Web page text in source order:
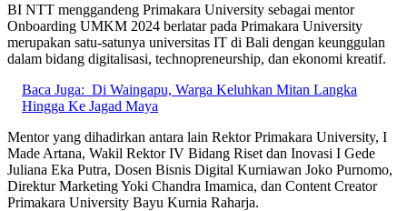
BI NTT menggandeng Primakara University sebagai mentor
Onboarding UMKM 2024 berlatar pada Primakara University
merupakan satu-satunya universitas IT di Bali dengan keunggulan
dalam bidang digitalisasi, technopreneurship, dan ekonomi kreatif.
Baca Juga: Di Waingapu, Warga Keluhkan Mitan Langka
Hingga Ke Jagad Maya
Mentor yang dihadirkan antara lain Rektor Primakara University, I
Made Artana, Wakil Rektor IV Bidang Riset dan Inovasi I Gede
Juliana Eka Putra, Dosen Bisnis Digital Kurniawan Joko Purnomo,
Direktur Marketing Yoki Chandra Imamica, dan Content Creator
Primakara University Bayu Kurnia Raharja.